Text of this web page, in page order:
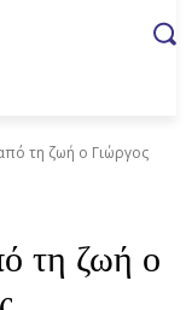
τη ζωή ο Γιώργος
τη ζωή ο